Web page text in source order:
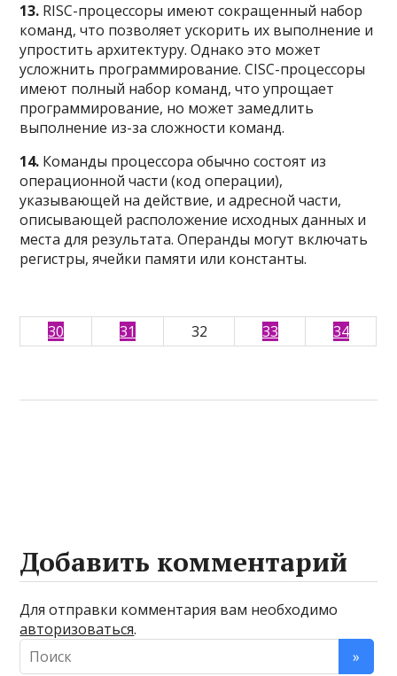
13. RISC-процессоры имеют сокращенный набор
команд, что позволяет ускорить их выполнение и
упростить архитектуру. Однако это может
усложнить программирование. СISС-процессоры
имеют полный набор команд, что упрощает
программирование, но может замедлить
выполнение из-за сложности команд.
14. Команды процессора обычно состоят из
операционной части (код операции),
указывающей на действие, и адресной части,
описывающей расположение исходных данных и
места для результата. Операнды могут включать
регистры, ячейки памяти или константы.
30 31 32 33 34
Добавить комментарий
Для отправки комментария вам необходимо
авторизоваться.